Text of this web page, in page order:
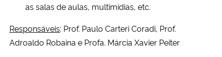
as salas de aulas, multimídias, etc.
Responsáveis: Prof. Paulo Carteri Coradi, Prof.
Adroaldo Robaina e Profa. Márcia Xavier Peiter